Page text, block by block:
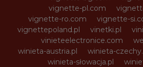
vignette-pl.com
vignette-ro.com
vignette-
vignettepoland.pl
vinetki.pl
vinieteelectronice.com
winieta-austria.pl
winieta-
winieta-słowacja.pl